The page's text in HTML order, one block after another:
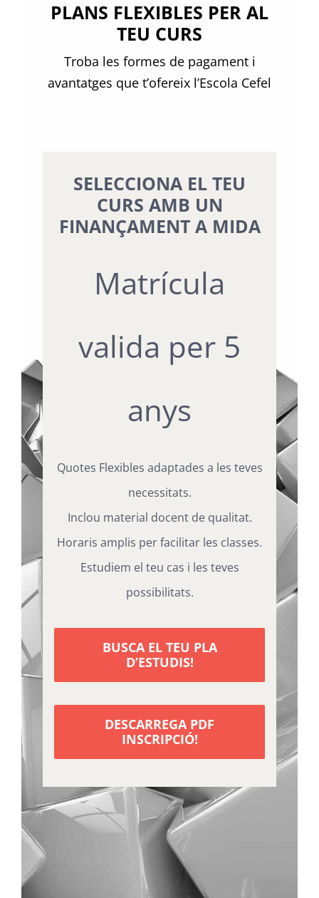
PLANS FLEXIBLES PER AL
TEU CURS
Troba les formes de pagament i
avantatges que t’ofereix l’Escola Cefel
SELECCIONA EL TEU
CURS AMB UN
FINANÇAMENT A MIDA
Matrícula
valida per 5
anys
Quotes Flexibles adaptades a les teves
necessitats.
Inclou material docent de qualitat.
Horaris amplis per facilitar les classes.
Estudiem el teu cas i les teves
possibilitats.
BUSCA EL TEU PLA
D’ESTUDIS!
DESCARREGA PDF
INSCRIPCIÓ!